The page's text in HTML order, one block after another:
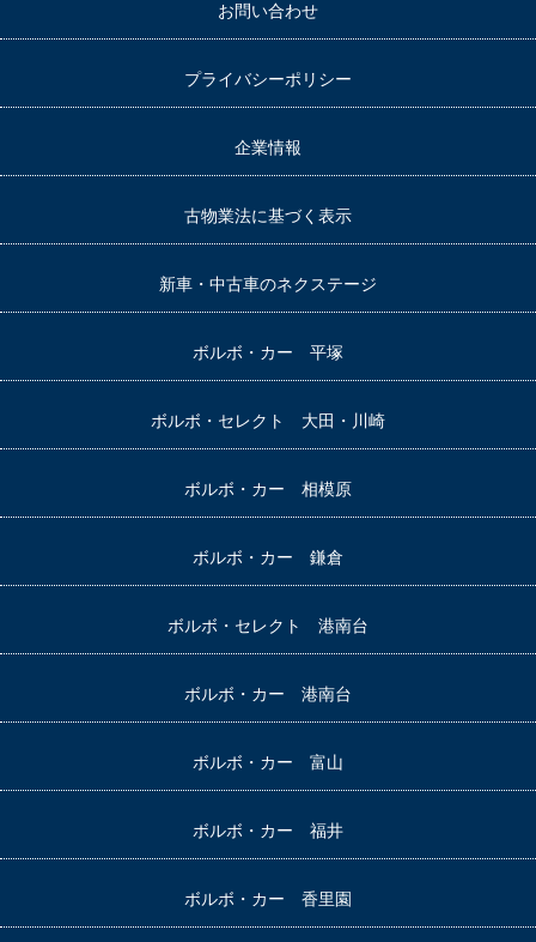
お問い合わせ
プライバシーポリシー
企業情報
古物業法に基づく表示
新車・中古車のネクステージ
ボルボ・カー 平塚
ボルボ・セレクト 大田・川崎
ボルボ・カー 相模原
ボルボ・カー 鎌倉
ボルボ・セレクト 港南台
ボルボ・カー 港南台
ボルボ・カー 富山
ボルボ・カー 福井
ボルボ・カー 香里園